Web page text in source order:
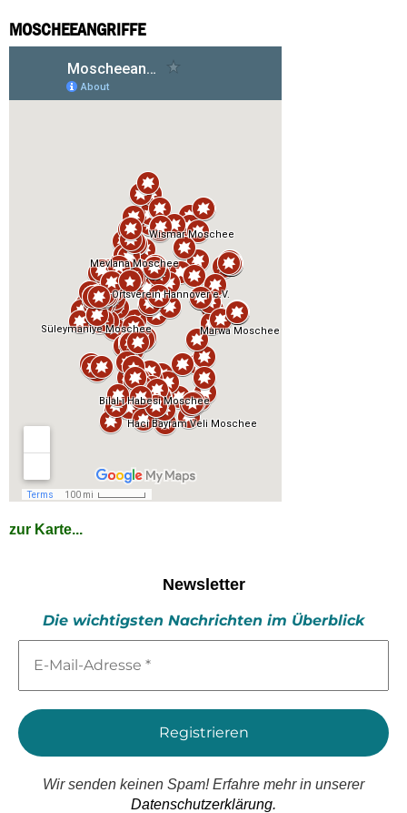
MOSCHEEANGRIFFE
zur Karte...
Newsletter
Die wichtigsten Nachrichten im Überblick
Mail-
*
Wir senden keinen Spam! Erfahre mehr in unserer
Datenschutzerklärung.